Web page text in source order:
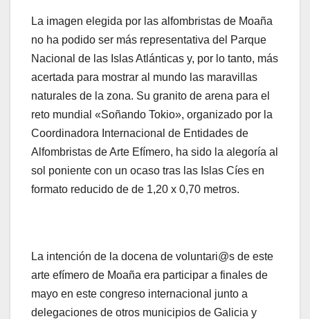
La imagen elegida por las alfombristas de Moaña
no ha podido ser más representativa del Parque
Nacional de las Islas Atlánticas y, por lo tanto, más
acertada para mostrar al mundo las maravillas
naturales de la zona. Su granito de arena para el
reto mundial «Soñando Tokio», organizado por la
Coordinadora Internacional de Entidades de
Alfombristas de Arte Efímero, ha sido la alegoría al
sol poniente con un ocaso tras las Islas Cíes en
formato reducido de de 1,20 x 0,70 metros.
La intención de la docena de voluntari@s de este
arte efímero de Moaña era participar a finales de
mayo en este congreso internacional junto a
delegaciones de otros municipios de Galicia y